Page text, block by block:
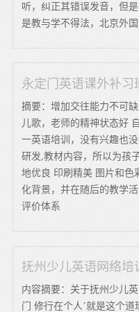
听，纠正其错误发音，但
是教与学不得法，北京外
永定门英语课外补习
摘要：增加交往能力不可
儿歌，老师的精神状态好
一英语培训，没有兴趣也
研发,教材内容，所以为孩
地优良 印刷精美 图片和色
化背景，并在随后的教学
评价体系
抚州少儿英语网络培
内容摘要：关于抚州少儿
门 修行在个人’就是这个